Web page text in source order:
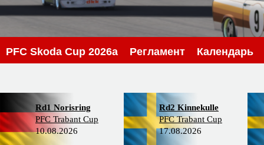
PFC Skoda Cup 2026a Регламент Календарь
Rd1 Norisring
PFC Trabant Cup
10.08.2026
Rd2 Kinnekulle
PFC Trabant Cup
17.08.2026